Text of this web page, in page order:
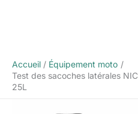
Accueil
Équipement moto
Test des sacoches latérales
25L